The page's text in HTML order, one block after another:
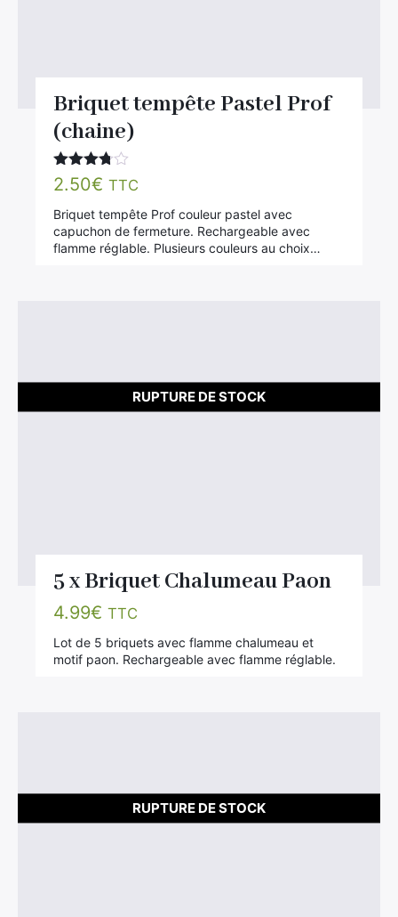
Briquet tempête Pastel Prof
(chaine)
Note
3.67
sur 5
2.50€ TTC
Briquet tempête Prof couleur pastel avec
capuchon de fermeture. Rechargeable avec
flamme réglable. Plusieurs couleurs au choix…
RUPTURE DE STOCK
5 x Briquet Chalumeau Paon
4.99€ TTC
Lot de 5 briquets avec flamme chalumeau et
motif paon. Rechargeable avec flamme réglable.
RUPTURE DE STOCK